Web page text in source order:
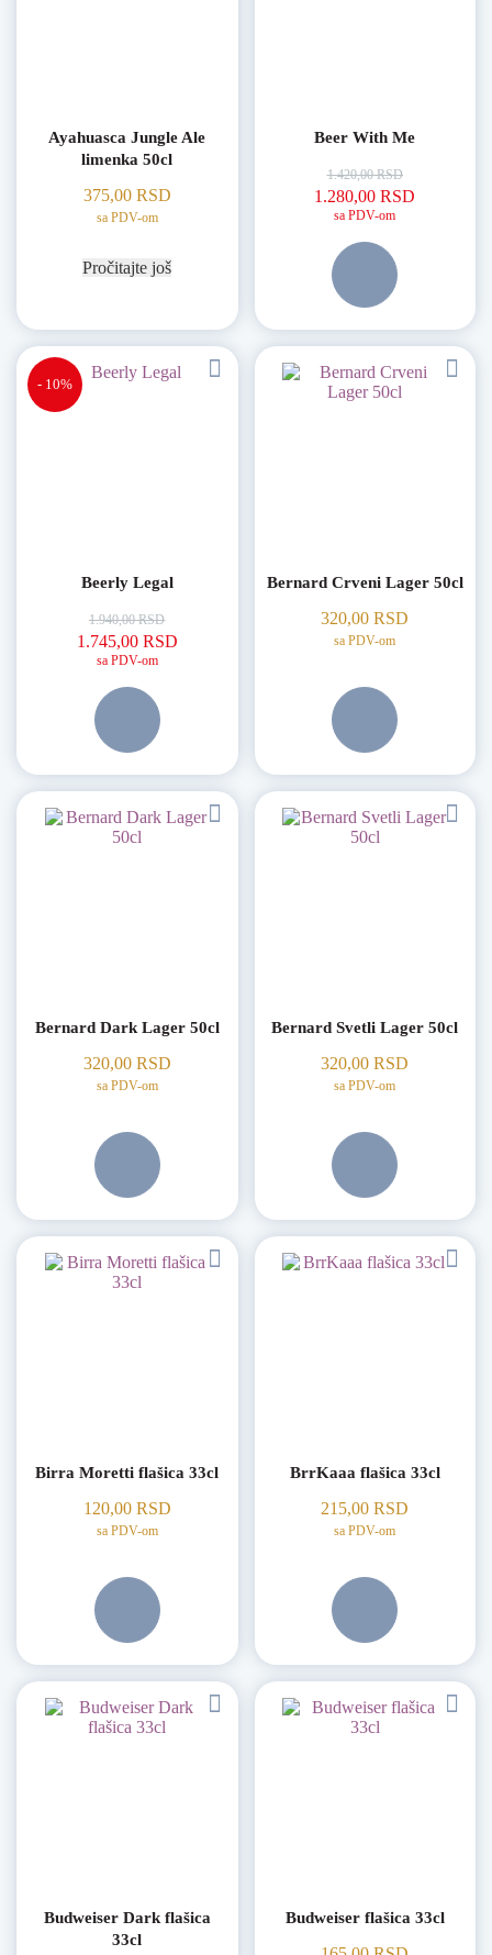
Ayahuasca Jungle Ale
limenka 50cl
375,00 RSD
sa PDV-om
Pročitajte još
Beer With Me
1.420,00RSD
Originalna cena je bila:
1.280,00RSD
sa PDV-om
Beerly Legal
- 10%
1.940,00RSD
Originalna cena je bila: 1.940,00 RSD.
1.745,00 RSD Trenutna cena je: 1.745,00 RSD.
sa PDV-om
Bernard Crveni Lager 50cl
320,00RSD
sa PDV-om
Bernard Dark Lager 50cl
320,00 RSD
sa PDV-om
Bernard Svetli Lager 50cl
320,00RSD
sa PDV-om
Birra Moretti flašica 33cl
120,00 RSD
sa PDV-om
BrrKaaa flašica 33cl
215,00RSD
sa PDV-om
Budweiser Dark flašica
33cl
Budweiser flašica 33cl